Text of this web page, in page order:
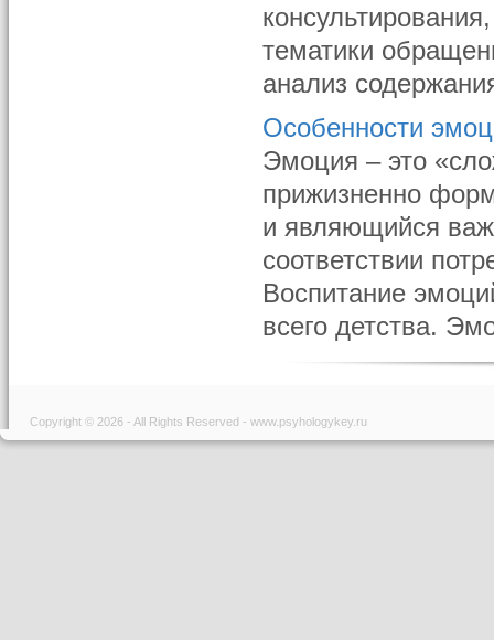
тематики
анализ
Особенности
Эмоция – это
прижизненно
и являющийся
соответствии
Воспитание
всего детства.
Copyright © 2026 - All Rights Reserved - www.psyhologykey.ru